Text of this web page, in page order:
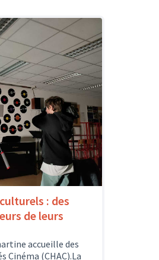
: des
de leurs
accueille des
Cinéma (CHAC).La